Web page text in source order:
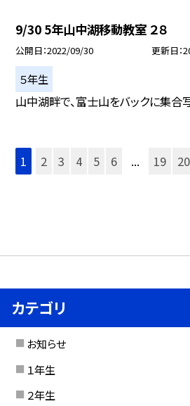
9/30 5年山中湖移動教室 ２８
公開日 2022/09/30 更新日
５年生
山中湖畔で、富士山をバックに集合
1 2 3 4 5 6 ... 19 20
カテゴリ
お知らせ
１年生
２年生